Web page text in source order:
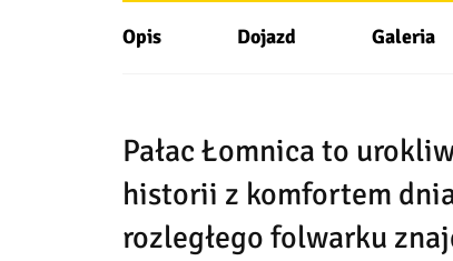
Opis Dojazd Galeria
Pałac Łomnica to
historii z komfortem
rozległego folwarku